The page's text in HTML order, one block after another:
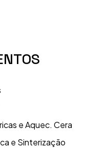
e Aquec. Cera
e Sinterização